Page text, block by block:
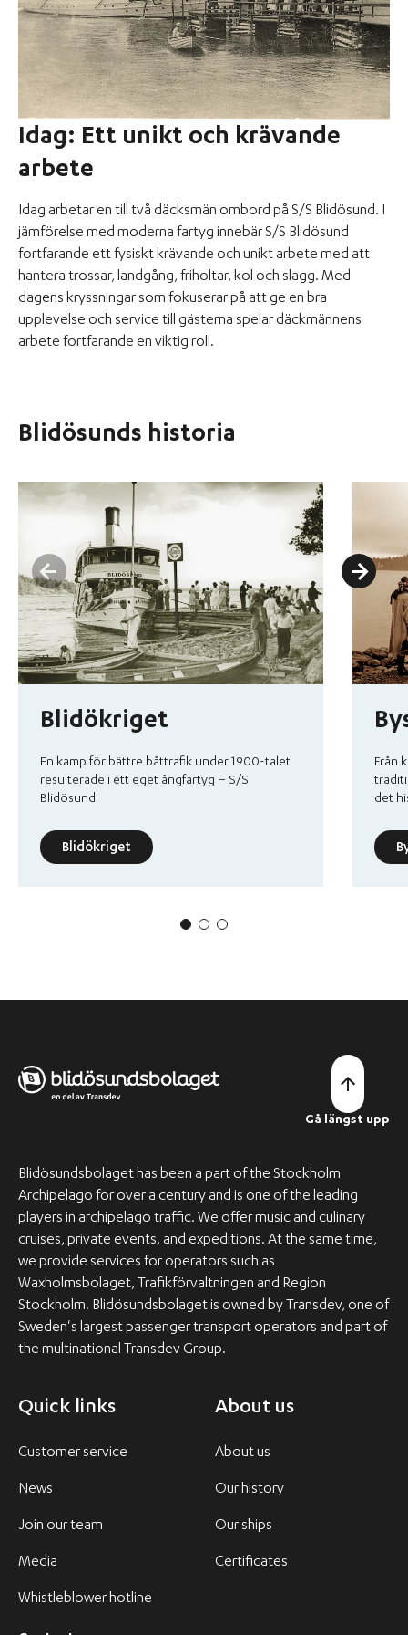
Idag: Ett unikt och krävande
arbete
Idag arbetar en till två däcksmän ombord på S/S Blidösund. I
jämförelse med moderna fartyg innebär S/S Blidösund
fortfarande ett fysiskt krävande och unikt arbete med att
hantera trossar, landgång, friholtar, kol och slagg. Med
dagens kryssningar som fokuserar på att ge en bra
upplevelse och service till gästerna spelar däckmännens
arbete fortfarande en viktig roll.
Blidösunds historia
Blidökriget
En kamp för bättre båttrafik under 1900-talet
resulterade i ett eget ångfartyg – S/S
Blidösund!
Blidökriget
Från
det
Gå längst upp
Blidösundsbolaget has been a part of the Stockholm
Archipelago for over a century and is one of the leading
players in archipelago traffic. We offer music and culinary
cruises, private events, and expeditions. At the same time,
we provide services for operators such as
Waxholmsbolaget, Trafikförvaltningen and Region
Stockholm. Blidösundsbolaget is owned by Transdev, one of
Sweden's largest passenger transport operators and part of
the multinational Transdev Group.
Quick links
Customer service
News
Join our team
Media
Whistleblower hotline
About us
About us
Our history
Our ships
Certificates